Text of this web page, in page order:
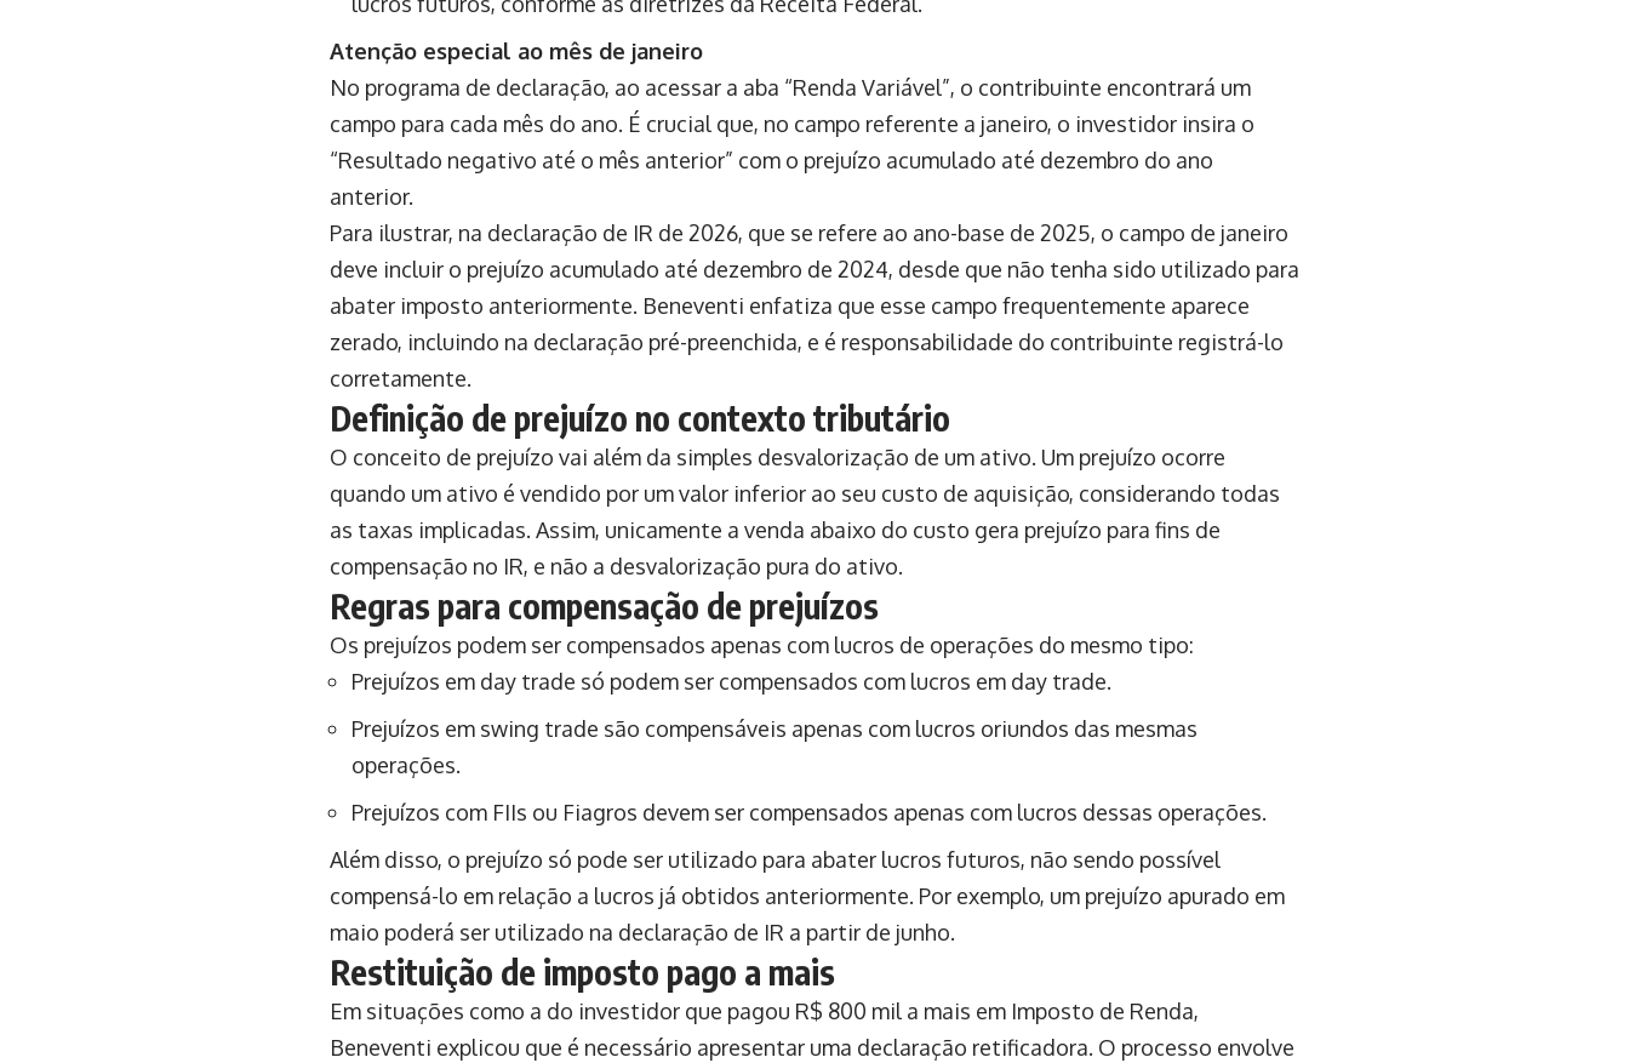
Atenção especial ao mês de janeiro
No programa de declaração, ao acessar a aba “Renda Variável”, o contribuinte encontrará um
campo para cada mês do ano. É crucial que, no campo referente a janeiro, o investidor insira o
“Resultado negativo até o mês anterior” com o prejuízo acumulado até dezembro do ano
anterior.
Para ilustrar, na declaração de IR de 2026, que se refere ao ano-base de 2025, o campo de janeiro
deve incluir o prejuízo acumulado até dezembro de 2024, desde que não tenha sido utilizado para
abater imposto anteriormente. Beneventi enfatiza que esse campo frequentemente aparece
zerado, incluindo na declaração pré-preenchida, e é responsabilidade do contribuinte registrá-lo
corretamente.
Definição de prejuízo no contexto tributário
O conceito de prejuízo vai além da simples desvalorização de um ativo. Um prejuízo ocorre
quando um ativo é vendido por um valor inferior ao seu custo de aquisição, considerando todas
as taxas implicadas. Assim, unicamente a venda abaixo do custo gera prejuízo para fins de
compensação no IR, e não a desvalorização pura do ativo.
Regras para compensação de prejuízos
Os prejuízos podem ser compensados apenas com lucros de operações do mesmo tipo:
Prejuízos em day trade só podem ser compensados com lucros em day trade.
Prejuízos em swing trade são compensáveis apenas com lucros oriundos das mesmas
operações.
Prejuízos com FIIs ou Fiagros devem ser compensados apenas com lucros dessas operações.
Além disso, o prejuízo só pode ser utilizado para abater lucros futuros, não sendo possível
compensá-lo em relação a lucros já obtidos anteriormente. Por exemplo, um prejuízo apurado em
maio poderá ser utilizado na declaração de IR a partir de junho.
Restituição de imposto pago a mais
Em situações como a do investidor que pagou R$ 800 mil a mais em Imposto de Renda,
Beneventi explicou que é necessário apresentar uma declaração retificadora. O processo envolve